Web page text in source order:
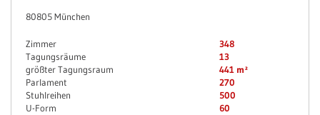
80805 München
Zimmer
348
Tagungsräume
13
größter Tagungsraum
441 m²
Parlament
270
Stuhlreihen
500
U-Form
60